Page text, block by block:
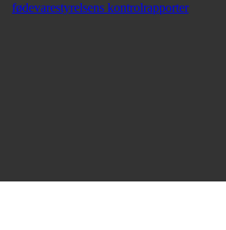
fødevarestyrelsens kontrolrapporter